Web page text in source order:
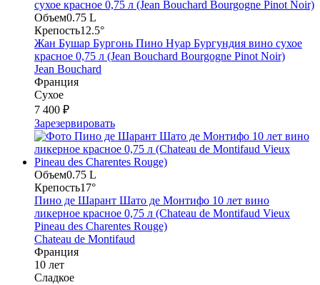
Объем0.75 L
Крепость12.5°
Жан Бушар Бургонь Пино Нуар Бургундия вино сухое
красное 0,75 л (Jean Bouchard Bourgogne Pinot Noir)
Jean Bouchard
Франция
Сухое
7 400 ₽
Зарезервировать
Объем0.75 L
Крепость17°
Пино де Шарант Шато де Монтифо 10 лет вино
ликерное красное 0,75 л (Chateau de Montifaud Vieux
Pineau des Charentes Rouge)
Chateau de Montifaud
Франция
10 лет
Сладкое